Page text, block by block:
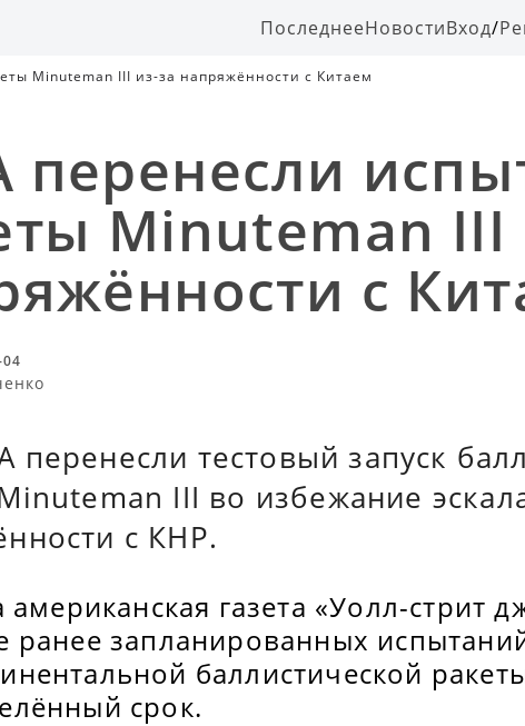
ПоследнееНовостиВход/
Minuteman III из-за напряжённости с Китаем
Minuteman III
с
тестовый запуск
III во избежание
с КНР.
американская газета «Уолл-стрит
ранее запланированных
баллистической
срок.